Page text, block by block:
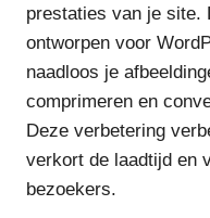
prestaties van je site.
ontworpen voor
naadloos je
comprimeren en
Deze verbetering
verkort de laadtijd en
bezoekers.